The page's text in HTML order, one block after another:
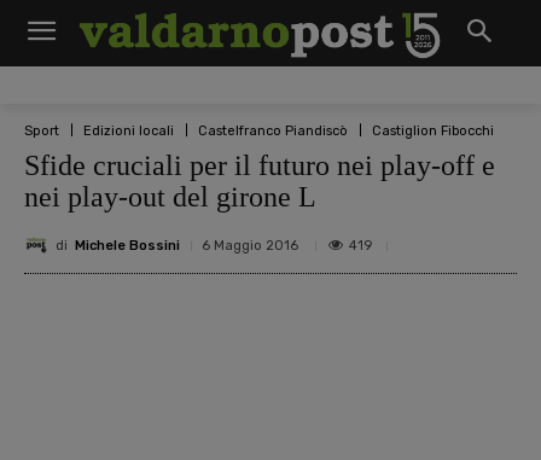
Sport Edizioni locali Castelfranco Piandiscò Castiglion Fibocchi
Sfide cruciali per il futuro nei play-off e
nei play-out del girone L
di Michele Bossini 6 Maggio 2016 419